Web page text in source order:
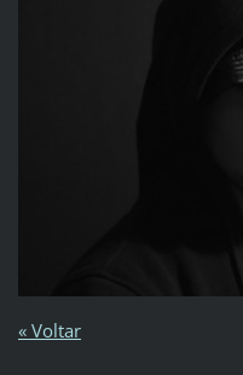
« Voltar